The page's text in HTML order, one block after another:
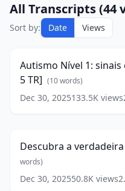
All Transcripts (44
Sort by: Date Views
Autismo
Nível
e
sintomas
principais
[DSM
(10
Autismo Nível 1:
5 TR] (10words)
Dec 30, 2025133.5K views
Descubra
do
AUTISMO
words)
Descubra a
words)
Dec 30, 202550.8K views